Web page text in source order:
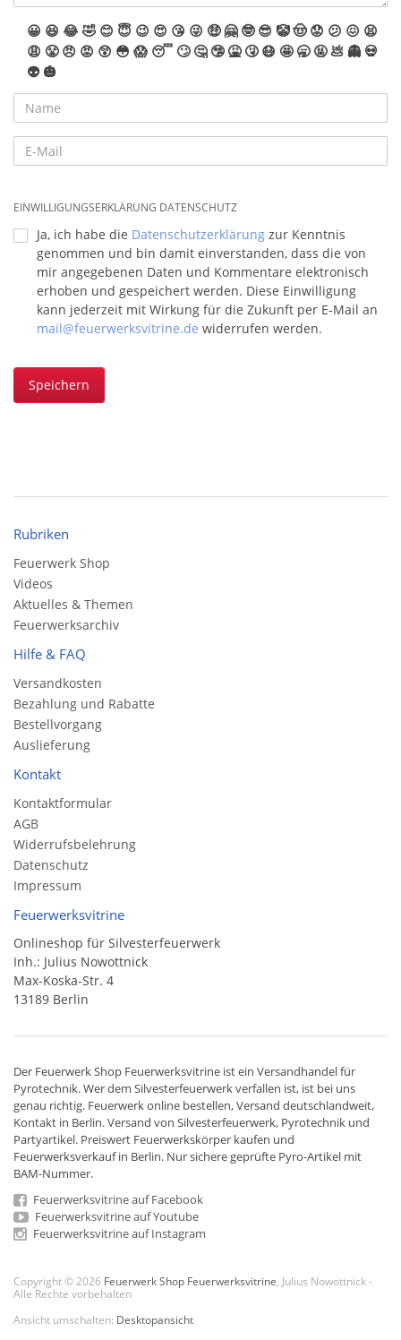
😀 😆 😂🤣 😊 😇 😉 😍 😘 😜 🤑 🤗 🤓 😎 🤡🤠 😟 😕 😖 😫
😩 😤 😠 😡 😲 😳 😱 😴 🙄 🤔 🤥 🤮 🤧 😷 🤩 🥱 🤬 💩 👻 💀
👽 🎃
EINWILLIGUNGSERKLÄRUNG DATENSCHUTZ
Ja, ich habe die Datenschutzerklärung zur Kenntnis
genommen und bin damit einverstanden, dass die von
mir angegebenen Daten und Kommentare elektronisch
erhoben und gespeichert werden. Diese Einwilligung
kann jederzeit mit Wirkung für die Zukunft per E-Mail an
mail@feuerwerksvitrine.de widerrufen werden.
Speichern
Rubriken
Feuerwerk Shop
Videos
Aktuelles & Themen
Feuerwerksarchiv
Hilfe & FAQ
Versandkosten
Bezahlung und Rabatte
Bestellvorgang
Auslieferung
Kontakt
Kontaktformular
AGB
Widerrufsbelehrung
Datenschutz
Impressum
Feuerwerksvitrine
Onlineshop für Silvesterfeuerwerk
Inh.: Julius Nowottnick
Max-Koska-Str. 4
13189 Berlin
Der Feuerwerk Shop Feuerwerksvitrine ist ein Versandhandelfür
Pyrotechnik. Wer dem Silvesterfeuerwerk verfallen ist, ist bei uns
genau richtig. Feuerwerk online bestellen,Versand deutschlandweit,
Kontakt in Berlin. Versand von Silvesterfeuerwerk, Pyrotechnik und
Partyartikel. Preiswert Feuerwerkskörper kaufen und
Feuerwerksverkauf in Berlin. Nur sichere geprüfte Pyro-Artikel mit
BAM-Nummer.
Feuerwerksvitrine auf Facebook
Feuerwerksvitrine auf Youtube
Feuerwerksvitrine auf Instagram
Copyright © 2026 Feuerwerk Shop Feuerwerksvitrine , Julius Nowottnick -
Alle Rechte vorbehalten
Ansicht umschalten: Desktopansicht